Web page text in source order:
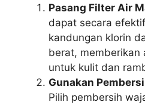
Pasang Filter Air
dapat secara
kandungan klorin
berat, memberikan
untuk kulit dan
Gunakan
Pilih pembersih